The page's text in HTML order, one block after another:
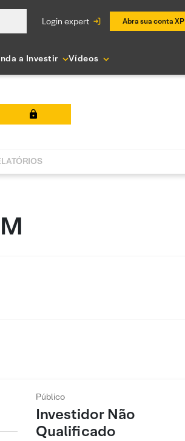
login expert Abra sua conta XP
a Investir Vídeos
Público
Investidor Não
Qualificado